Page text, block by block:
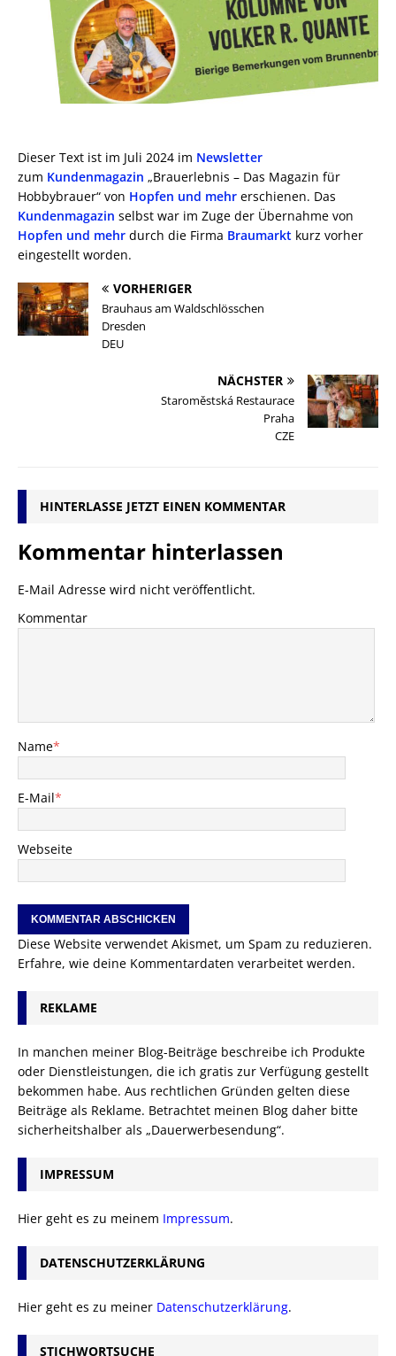
Dieser Text ist im Juli 2024 im Newsletter
zum Kundenmagazin „Brauerlebnis – Das Magazin für
Hobbybrauer“ von Hopfen und mehr erschienen. Das
Kundenmagazin selbst war im Zuge der Übernahme von
Hopfen und mehr durch die Firma Braumarkt kurz vorher
eingestellt worden.
VORHERIGER
Brauhaus am Waldschlösschen
Dresden
DEU
NÄCHSTER
Staroměstská Restaurace
Praha
CZE
HINTERLASSE JETZT EINEN KOMMENTAR
Kommentar hinterlassen
E-Mail Adresse wird nicht veröffentlicht.
Kommentar
Name*
E-Mail*
Webseite
Diese Website verwendet Akismet, um Spam zu reduzieren.
Erfahre, wie deine Kommentardaten verarbeitet werden.
REKLAME
In manchen meiner Blog-Beiträge beschreibe ich Produkte
oder Dienstleistungen, die ich gratis zur Verfügung gestellt
bekommen habe. Aus rechtlichen Gründen gelten diese
Beiträge als Reklame. Betrachtet meinen Blog daher bitte
sicherheitshalber als „Dauerwerbesendung“.
IMPRESSUM
Hier geht es zu meinem Impressum.
DATENSCHUTZERKLÄRUNG
Hier geht es zu meiner Datenschutzerklärung.
STICHWORTSUCHE